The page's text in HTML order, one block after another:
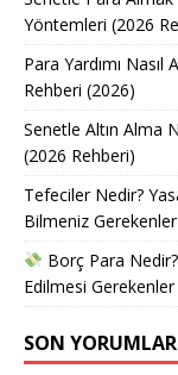
Yöntemleri (2026
Para Yardımı Nasıl
Rehberi (2026)
Senetle Altın Alma
(2026 Rehberi)
Tefeciler Nedir?
Bilmeniz Gerekenler
Borç Para
Edilmesi Gerekenler
SON YORUMLAR